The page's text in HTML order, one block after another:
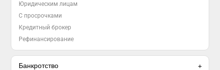
Юридическим лицам
С просрочками
Кредитный брокер
Рефинансирование
Банкротство